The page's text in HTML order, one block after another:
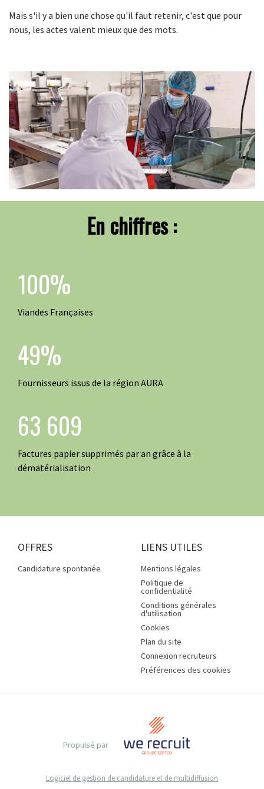
Mais s'il y a bien une chose qu'il faut retenir, c'est que pour
nous, les actes valent mieux que des mots.
En chiffres :
100%
Viandes Françaises
49%
Fournisseurs issus de la région AURA
63 609
Factures papier supprimés par an grâce à la
dématérialisation
OFFRES
Candidature spontanée
LIENS UTILES
Mentions légales
Politique de
confidentialité
Conditions générales
d'utilisation
Cookies
Plan du site
Connexion recruteurs
Préférences des cookies
Propulsé par
Logiciel de gestion de candidature et de multidiffusion